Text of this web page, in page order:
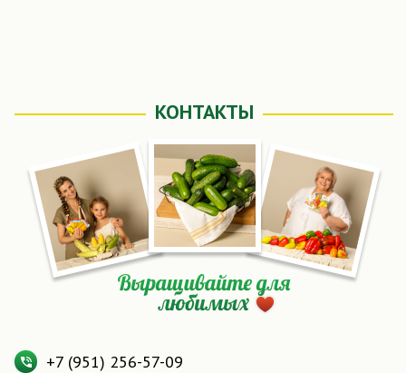
фазе первой пары настоящих листьев (2-5 см.),
Микрозелень готова к уборке и содержит
максимальное количество полезных веществ.
5. Аккуратно срежьте ножницами зелень чуть выше
корешков. Сочные ростки готовы к употреблению в
пищу. Корешки удалите.
6. Используйте емкость с субстратом повторно для
проращивания следующей партии семян.
7. Микрозелень можно сохранить в холодильнике до
5 дней, поместив ее в контейнер или в
целлофановый пакет. Купить семена микрозелени
любое время и по привлекательной цене.
КОНТАКТЫ
+7 (951) 256-57-09